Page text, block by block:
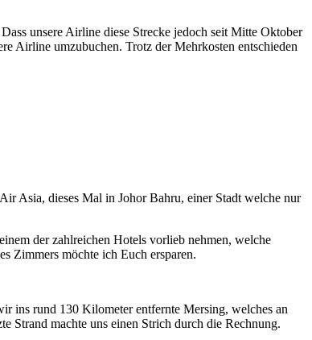
unsere Airline diese Strecke jedoch seit Mitte Oktober
Airline umzubuchen. Trotz der Mehrkosten entschieden
Asia, dieses Mal in Johor Bahru, einer Stadt welche nur
der zahlreichen Hotels vorlieb nehmen, welche
Zimmers möchte ich Euch ersparen.
ins rund 130 Kilometer entfernte Mersing, welches an
Strand machte uns einen Strich durch die Rechnung.